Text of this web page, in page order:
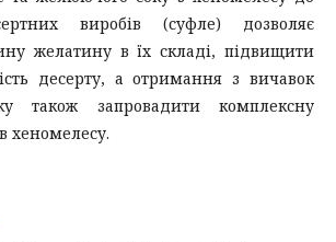
виробів (суфле) дозволяє
желатину в їх складі, підвищити
десерту, а отримання з вичавок
також запровадити комплексну
хеномелесу.